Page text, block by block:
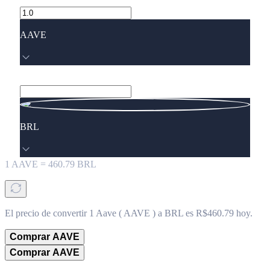
AAVE
BRL
1 AAVE = 460.79 BRL
El precio de convertir 1 Aave ( AAVE ) a BRL es R$460.79 hoy.
Comprar AAVE
Comprar AAVE